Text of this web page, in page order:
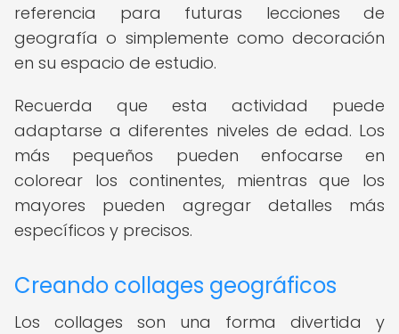
referencia para futuras lecciones de
geografía o simplemente como decoración
en su espacio de estudio.
Recuerda que esta actividad puede
adaptarse a diferentes niveles de edad. Los
más pequeños pueden enfocarse en
colorear los continentes, mientras que los
mayores pueden agregar detalles más
específicos y precisos.
Creando collages geográficos
Los collages son una forma divertida y